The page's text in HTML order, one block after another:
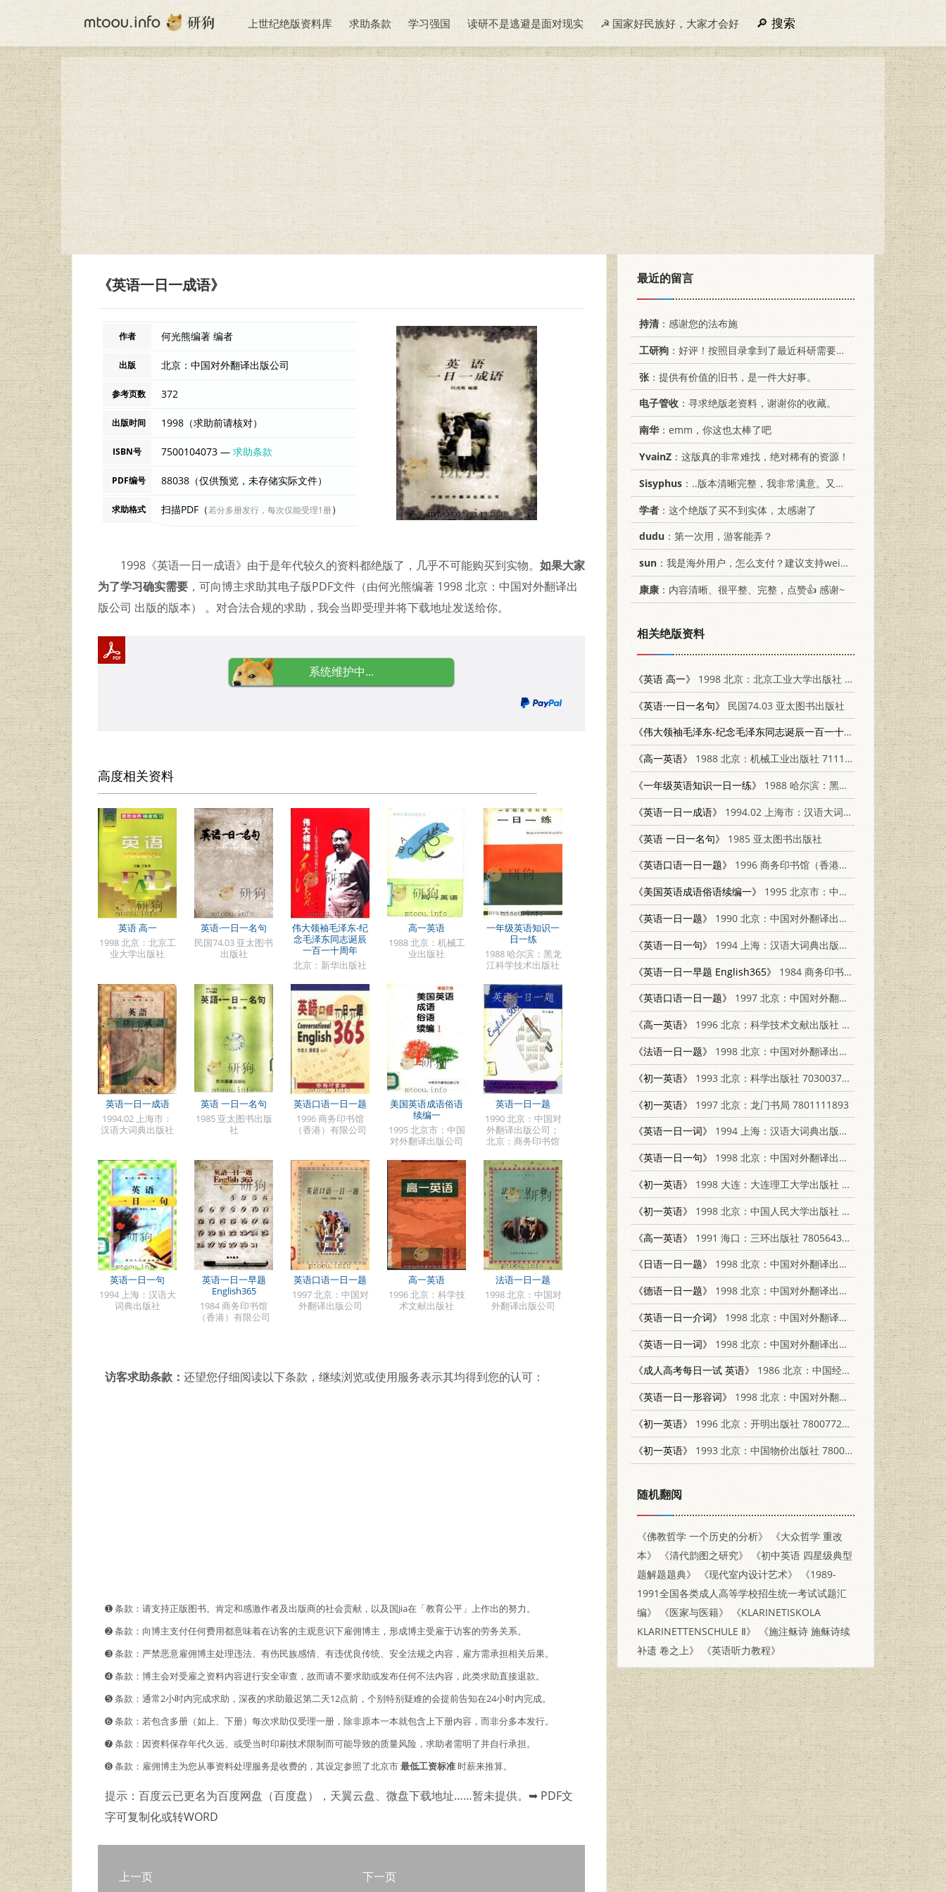
上世纪绝版资料库 求助条款 学习强国 读研不是逃避是面对现实 ☭ 国家好民族好，大家才会好 搜索
《英语一日一成语》
作者 何光熊编著 编者
出版 北京：中国对外翻译出版公司
参考页数 372
出版时间 1998（求助前请核对）
ISBN号 7500104073 —求助条款
PDF编号 88038（仅供预览，未存储实际文件）
求助格式 扫描PDF（若分多册发行，每次仅能受理1册）
1998《英语一日一成语》由于是年代较久的资料都绝版了，几乎不可能购买到实物。 如果大家
为了学习确实需要 ，可向博主求助其电子版PDF文件（由何光熊编著 1998 北京：中国对外翻译出
版公司 出版的版本） 。对合法合规的求助，我会当即受理并将下载地址发送给你。
系统维护中...
高度相关资料
英语 高一
1998 北京：北京工
业大学出版社
英语·一日一名句
民国74.03 亚太图书
出版社
伟大领袖毛泽东-纪
念毛泽东同志诞辰
一百一十周年
北京：新华出版社
高一英语
1988 北京：机械工
业出版社
一年级英语知识一
日一练
1988 哈尔滨：黑龙
江科学技术出版社
英语一日一成语
1994.02 上海市：
汉语大词典出版社
英语 一日一名句
1985 亚太图书出版
社
英语口语一日一题
1996 商务印书馆
（香港）有限公司
美国英语成语俗语
续编一
1995 北京市：中国
对外翻译出版公司
英语一日一题
1990 北京：中国对
外翻译出版公司；
北京：商务印书馆
英语一日一句
1994 上海：汉语大
词典出版社
英语一日一早题
English365
1984 商务印书馆
（香港）有限公司
英语口语一日一题
1997 北京：中国对
外翻译出版公司
高一英语
1996 北京：科学技
术文献出版社
法语一日一题
1998 北京：中国对
外翻译出版公司
访客求助条款： 还望您仔细阅读以下条款，继续浏览或使用服务表示其均得到您的认可：
➊️ 条款：请支持正版图书。肯定和感激作者及出版商的社会贡献，以及国Jia在「教育公平」上作出的努力。
➋️️ 条款：向博主支付任何费用都意味着在访客的主观意识下雇佣博主，形成博主受雇于访客的劳务关系。
➌ 条款：严禁恶意雇佣博主处理违法、有伤民族感情、有违优良传统、安全法规之内容，雇方需承担相关后果。
➍ 条款：博主会对受雇之资料内容进行安全审查，故而请不要求助或发布任何不法内容，此类求助直接退款。
➎ 条款：通常2小时内完成求助，深夜的求助最迟第二天12点前，个别特别疑难的会提前告知在24小时内完成。
➏ 条款：若包含多册（如上、下册）每次求助仅受理一册，除非原本一本就包含上下册内容，而非分多本发行。
➐ 条款：因资料保存年代久远、或受当时印刷技术限制而可能导致的质量风险，求助者需明了并自行承担。
➑ 条款：雇佣博主为您从事资料处理服务是收费的，其设定参照了北京市最低工资标准时薪来推算。
提示：百度云已更名为百度网盘（百度盘），天翼云盘、微盘下载地址……暂未提供。 ➥ PDF文
字可复制化或转WORD
上一页 下一页
最近的留言
持清：感谢您的法布施
工研狗 ：好评！按照目录拿到了最近科研需要的材料！
张 ：提供有价值的旧书，是一件大好事。
电子管收 ：寻求绝版老资料，谢谢你的收藏。
南华：emm，你这也太棒了吧
YvainZ ：这版真的非常难找，绝对稀有的资源！
Sisyphus ：..版本清晰完整，我非常满意。又及，这本《话语的真相》...
学者 ：这个绝版了买不到实体，太感谢了
dudu ：第一次用，游客能弄？
sun ：我是海外用户，怎么支付？建议支持weixin支付
康康 ：内容清晰、很平整、完整，点赞👍 感谢~
相关绝版资料
《英语 高一》
1998 北京：北京工业大学出版社 7563906533
《英语·一日一名句》
民国74.03 亚太图书出版社
《伟大领袖毛泽东-纪念毛泽东同志诞辰一百一十周年》
北京：新华出
《高一英语》
1988 北京：机械工业出版社 7111004655
《一年级英语知识一日一练》
1988 哈尔滨：黑龙江科学技术出版社 7538801928
《英语一日一成语》
1994.02 上海市：汉语大词典出版社 7543200678
《英语 一日一名句》
1985 亚太图书出版社
《英语口语一日一题》
1996 商务印书馆（香港）有限公司 7500104952
《美国英语成语俗语续编一》
1995 北京市：中国对外翻译出版公司 7500103670
《英语一日一题》
1990 北京：中国对外翻译出版公司；北京：商务印书馆 7500101244
《英语一日一句》
1994 上海：汉语大词典出版社 7543200767
《英语一日一早题 English365》
1984 商务印书馆（香港）有限公司 9620710487
《英语口语一日一题》
1997 北京：中国对外翻译出版公司 7500104952
《高一英语》
1996 北京：科学技术文献出版社 7502326960
《法语一日一题》
1998 北京：中国对外翻译出版公司 750010488X
《初一英语》
1993 北京：科学出版社 7030037294
《初一英语》
1997 北京：龙门书局 7801111893
《英语一日一词》
1994 上海：汉语大词典出版社 7543200759
《英语一日一句》
1998 北京：中国对外翻译出版公司 7500104081
《初一英语》
1998 大连：大连理工大学出版社 7561114621
《初一英语》
1998 北京：中国人民大学出版社 7300027229
《高一英语》
1991 海口：三环出版社 7805643369
《日语一日一题》
1998 北京：中国对外翻译出版公司 7500104871
《德语一日一题》
1998 北京：中国对外翻译出版公司 7500104898
《英语一日一介词》
1998 北京：中国对外翻译出版公司 7500104049
《英语一日一词》
1998 北京：中国对外翻译出版公司 7500104065
《成人高考每日一试 英语》
1986 北京：中国经济出版社 7395·13
《英语一日一形容词》
1998 北京：中国对外翻译出版公司 7500104057
《初一英语》
1996 北京：开明出版社 7800772640
《初一英语》
1993 北京：中国物价出版社 7800702324
随机翻阅
《佛教哲学 一个历史的分析》
《大众哲学 重改
本》
《清代韵图之研究》
《初中英语 四星级典型
题解题题典》
《现代室内设计艺术》
《1989-
1991全国各类成人高等学校招生统一考试试题汇
编》
《医家与医籍》
《KLARINETISKOLA
KLARINETTENSCHULE Ⅱ》
《施注稣诗 施稣诗续
补遗 卷之上》
《英语听力教程》